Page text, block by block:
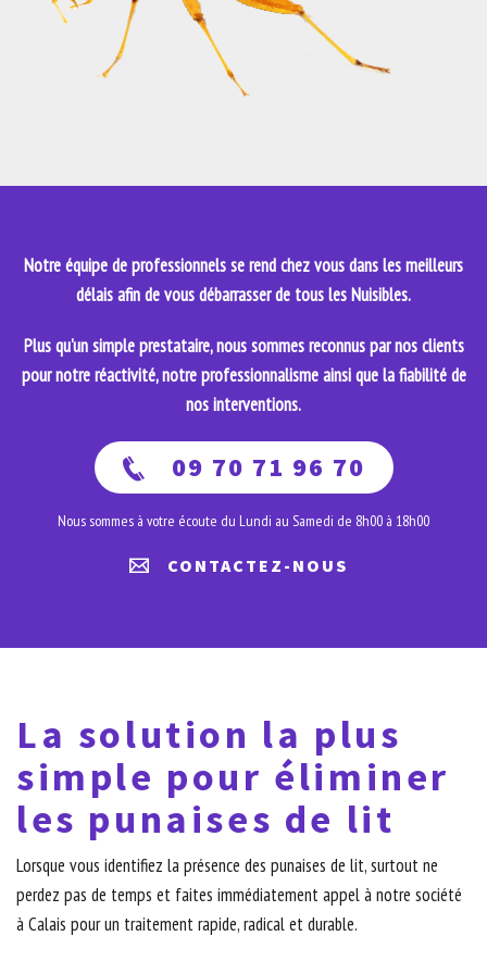
Notre équipe de professionnels se rend chez vous dans les meilleurs
délais afin de vous débarrasser de tous les Nuisibles.
Plus qu'un simple prestataire, nous sommes reconnus par nos clients
pour notre réactivité, notre professionnalisme ainsi que la fiabilité de
nos interventions.
09 70 71 96 70
Nous sommes à votre écoute du Lundi au Samedi de 8h00 à 18h00
CONTACTEZ-NOUS
La solution la plus
simple pour éliminer
les punaises de lit
Lorsque vous identifiez la présence des punaises de lit, surtout ne
perdez pas de temps et faites immédiatement appel à notre société
à Calais pour un traitement rapide, radical et durable.